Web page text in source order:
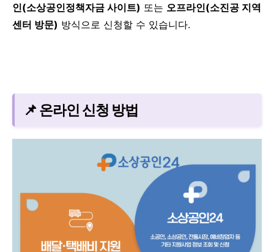
인(소상공인정책자금 사이트) 또는 오프라인(소진공 지역
센터 방문) 방식으로 신청할 수 있습니다.
📌 온라인 신청 방법